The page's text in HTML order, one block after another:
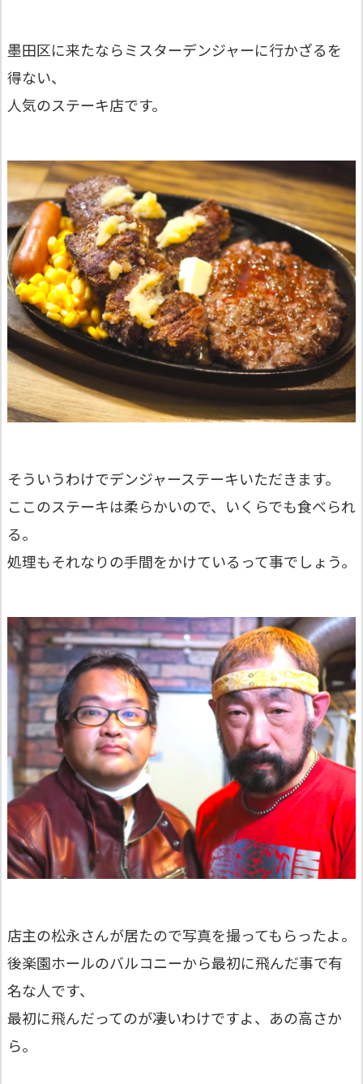
墨田区に来たならミスターデンジャーに行かざるを
得ない、
人気のステーキ店です。
そういうわけでデンジャーステーキいただきます。
ここのステーキは柔らかいので、いくらでも食べられ
る。
処理もそれなりの手間をかけているって事でしょう。
店主の松永さんが居たので写真を撮ってもらったよ。
後楽園ホールのバルコニーから最初に飛んだ事で有
名な人です、
最初に飛んだってのが凄いわけですよ、あの高さか
ら。